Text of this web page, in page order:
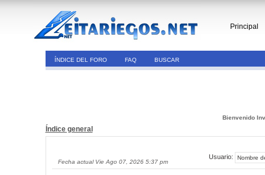
Principal
ÍNDICE DEL FORO FAQ BUSCAR
Bienvenido
Índice general
Fecha actual Vie Ago 07, 2026 5:37 pm
Usuario: